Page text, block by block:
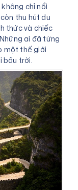
chỉ nổi
thu hút du
thức và chiếc
ai đã từng
một thế giới
bầu trời.